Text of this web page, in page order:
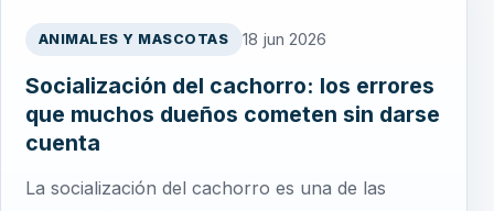
ANIMALES Y MASCOTAS 18 jun 2026
Socialización del cachorro: los errores
que muchos dueños cometen sin darse
cuenta
La socialización del cachorro es una de las